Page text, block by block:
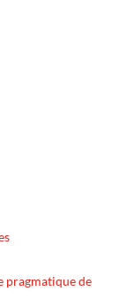
pragmatique de